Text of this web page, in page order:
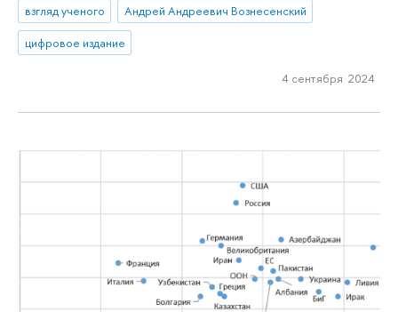
взгляд ученого
Андрей Андреевич Вознесенский
цифровое издание
4 сентября 2024